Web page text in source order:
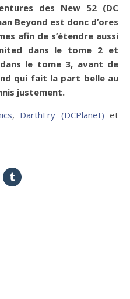
des New 52 (DC
Beyond est donc d’ores
afin de s’étendre aussi
dans le tome 2 et
le tome 3, avant de
qui fait la part belle au
justement.
, DarthFry (DCPlanet) et